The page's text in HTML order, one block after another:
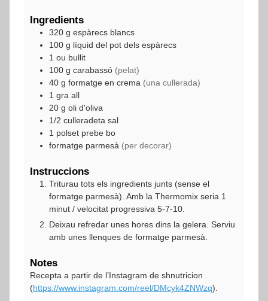
Ingredients
320 g espàrecs blancs
100 g líquid del pot dels espàrecs
1 ou bullit
100 g carabassó (pelat)
40 g formatge en crema (una cullerada)
1 gra all
20 g oli d'oliva
1/2 culleradeta sal
1 polset prebe bo
formatge parmesà (per decorar)
Instruccions
Triturau tots els ingredients junts (sense el
formatge parmesà). Amb la Thermomix seria 1
minut / velocitat progressiva 5-7-10.
Deixau refredar unes hores dins la gelera. Serviu
amb unes llenques de formatge parmesà.
Notes
Recepta a partir de l’Instagram de shnutricion
(https://www.instagram.com/reel/DMcyk4ZNWzq).